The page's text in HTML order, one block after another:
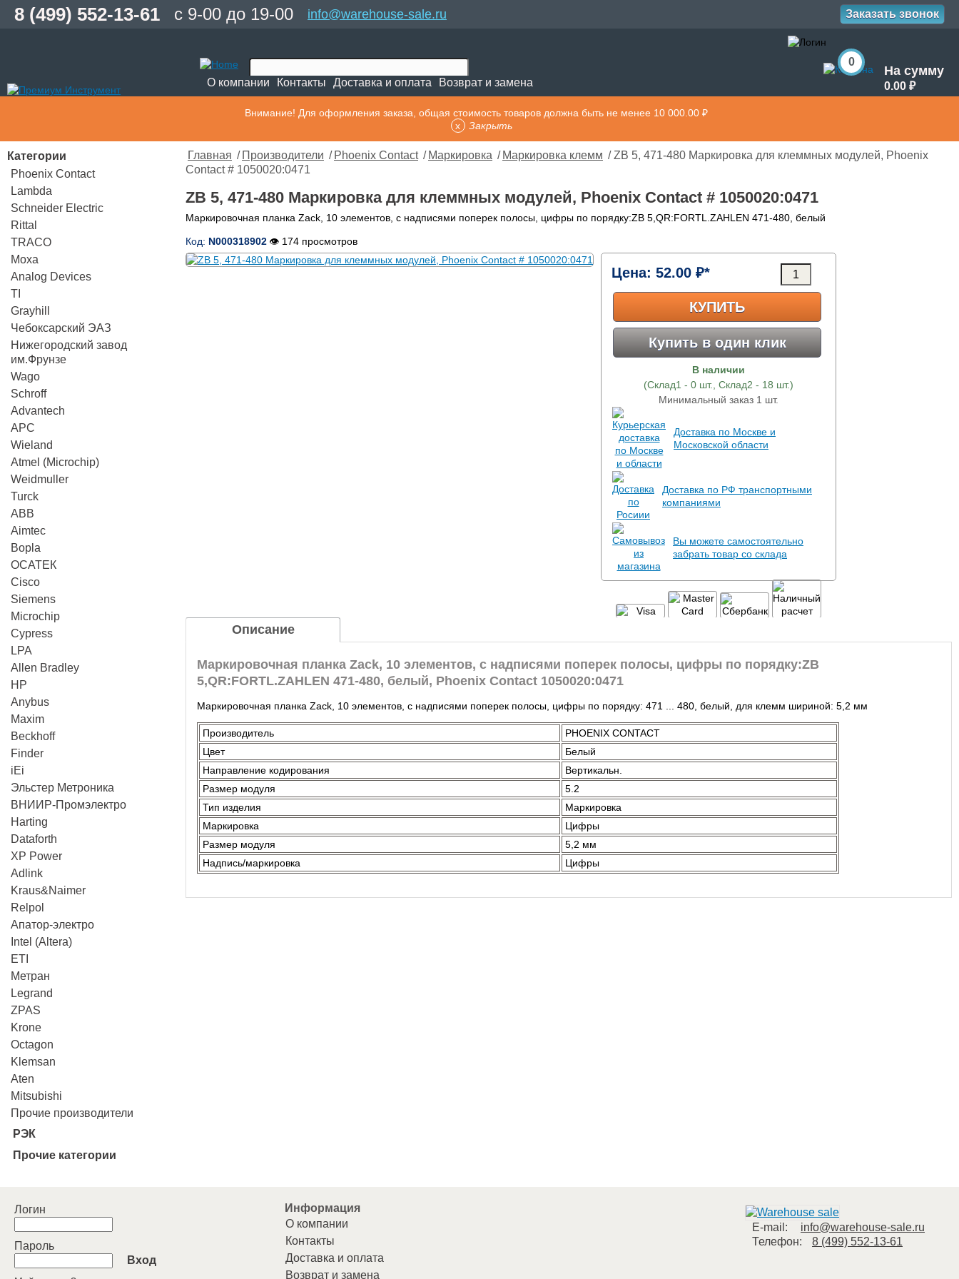
8 (499) 552-13-61 с 9-00 до 19-00 info@warehouse-sale.ru Заказать звонок
О компании Контакты Доставка и оплата Возврат и замена
0
На сумму
0.00 ₽
Внимание! Для оформления заказа, общая стоимость товаров должна быть не менее 10 000.00 ₽
Закрыть
Категории
Phoenix Contact
Lambda
Schneider Electric
Rittal
TRACO
Moxa
Analog Devices
TI
Grayhill
Чебоксарский ЭАЗ
Нижегородский завод
им.Фрунзе
Wago
Schroff
Advantech
APC
Wieland
Atmel (Microchip)
Weidmuller
Turck
ABB
Aimtec
Bopla
ОСАТЕК
Cisco
Siemens
Microchip
Cypress
LPA
Allen Bradley
HP
Anybus
Maxim
Beckhoff
Finder
iEi
Эльстер Метроника
ВНИИР-Промэлектро
Harting
Dataforth
XP Power
Adlink
Kraus&Naimer
Relpol
Апатор-электро
Intel (Altera)
ETI
Метран
Legrand
ZPAS
Krone
Octagon
Klemsan
Aten
Mitsubishi
Прочие производители
РЭК
Прочие категории
Главная / Производители / Phoenix Contact / Маркировка / Маркировка клемм / ZB 5, 471-480 Маркировка для клеммных модулей, Phoenix
Contact # 1050020:0471
ZB 5, 471-480 Маркировка для клеммных модулей, Phoenix Contact # 1050020:0471
Маркировочная планка Zack, 10 элементов, с надписями поперек полосы, цифры по порядку:ZB 5,QR:FORTL.ZAHLEN 471-480, белый
Код: N000318902 👁 174 просмотров
Цена: 52.00 ₽*
КУПИТЬ
Купить в один клик
В наличии
(Склад1 - 0 шт., Склад2 - 18 шт.)
Минимальный заказ 1 шт.
Доставка по Москве и
Московской области
Доставка по РФ транспортными
компаниями
Вы можете самостоятельно
забрать товар со склада
Описание
Маркировочная планка Zack, 10 элементов, с надписями поперек полосы, цифры по порядку:ZB
5,QR:FORTL.ZAHLEN 471-480, белый, Phoenix Contact 1050020:0471
Маркировочная планка Zack, 10 элементов, с надписями поперек полосы, цифры по порядку: 471 ... 480, белый, для клемм шириной: 5,2 мм
Производитель
PHOENIX CONTACT
Цвет
Белый
Направление кодирования
Вертикальн.
Размер модуля
5.2
Тип изделия
Маркировка
Маркировка
Цифры
Размер модуля
5,2 мм
Надпись/маркировка
Цифры
Логин
Пароль
Вход
Информация
О компании
Контакты
Доставка и оплата
Возврат и замена
E-mail:
info@warehouse-sale.ru
Телефон:
8 (499) 552-13-61